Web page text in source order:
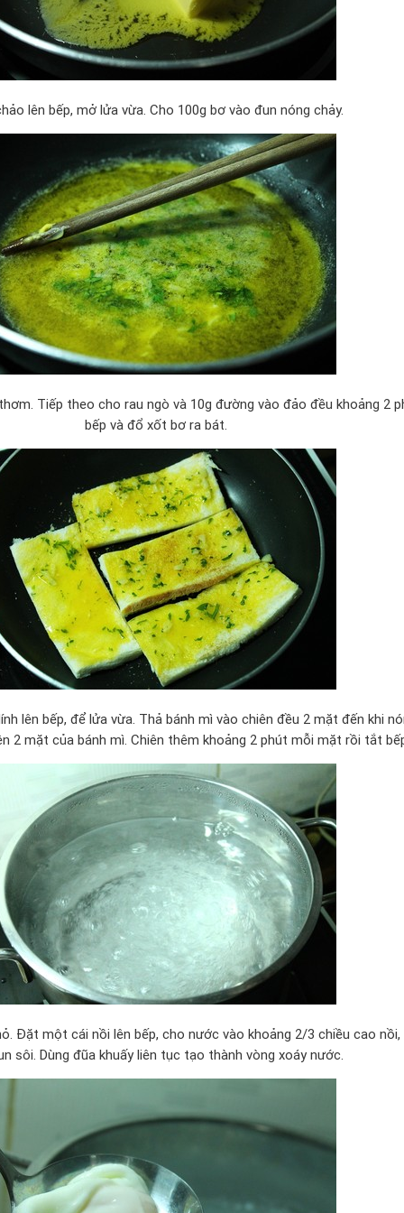
lên bếp, mở lửa vừa. Cho 100g bơ vào đun nóng chảy.
Tiếp theo cho rau ngò và 10g đường vào đảo đều khoảng 2
bếp và đổ xốt bơ ra bát.
lên bếp, để lửa vừa. Thả bánh mì vào chiên đều 2 mặt đến khi
2 mặt của bánh mì. Chiên thêm khoảng 2 phút mỗi mặt rồi tắt
Đặt một cái nồi lên bếp, cho nước vào khoảng 2/3 chiều cao nồi,
sôi. Dùng đũa khuấy liên tục tạo thành vòng xoáy nước.